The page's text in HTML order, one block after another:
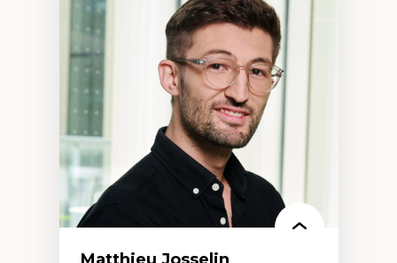
Direction d'essais cliniques
Analyse des politiques et pratiques en santé
mentale
Développement de protocoles d'essais
cliniques
Collaboration interfonctionnelle
Leadership en recherche clinique
Développement de cadres politiques
Collaboration avec des entreprises
pharmaceutiques
Rédaction de publications et de rapports
politiques
Enseignement et mentorat
Matthieu Josselin